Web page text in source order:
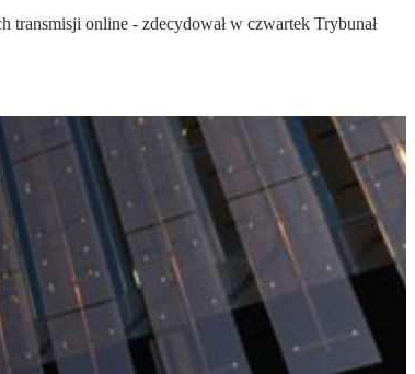
online - zdecydował w czwartek Trybunał